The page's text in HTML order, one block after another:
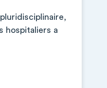
hospitaliers a